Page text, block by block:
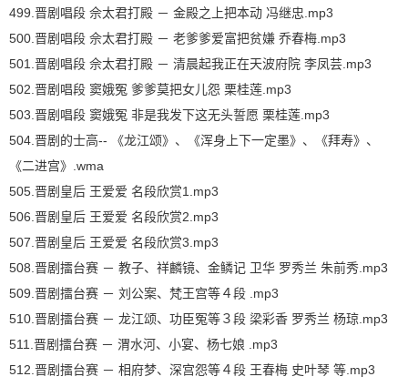
499.晋剧唱段 佘太君打殿 － 金殿之上把本动 冯继忠.mp3
500.晋剧唱段 佘太君打殿 － 老爹爹爱富把贫嫌 乔春梅.mp3
501.晋剧唱段 佘太君打殿 － 清晨起我正在天波府院 李凤芸.mp3
502.晋剧唱段 窦娥冤 爹爹莫把女儿怨 栗桂莲.mp3
503.晋剧唱段 窦娥冤 非是我发下这无头誓愿 栗桂莲.mp3
504.晋剧的士高-- 《龙江颂》、《浑身上下一定墨》、《拜寿》、
《二进宫》.wma
505.晋剧皇后 王爱爱 名段欣赏1.mp3
506.晋剧皇后 王爱爱 名段欣赏2.mp3
507.晋剧皇后 王爱爱 名段欣赏3.mp3
508.晋剧擂台赛 － 教子、祥麟镜、金鳞记 卫华 罗秀兰 朱前秀.mp3
509.晋剧擂台赛 － 刘公案、梵王宫等４段 .mp3
510.晋剧擂台赛 － 龙江颂、功臣冤等３段 梁彩香 罗秀兰 杨琼.mp3
511.晋剧擂台赛 － 渭水河、小宴、杨七娘 .mp3
512.晋剧擂台赛 － 相府梦、深宫怨等４段 王春梅 史叶琴 等.mp3